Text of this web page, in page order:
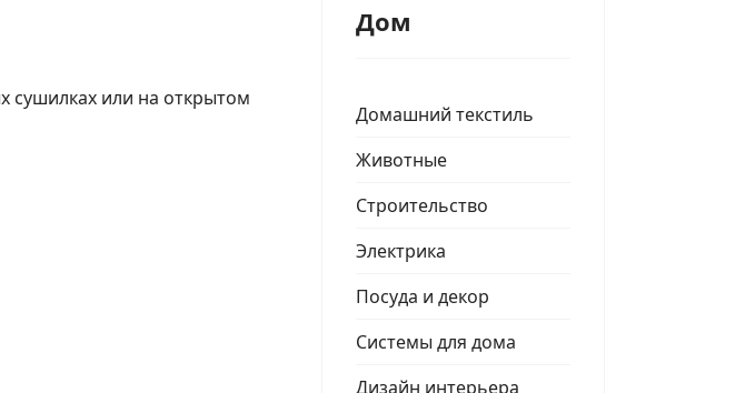
сушилках или на открытом
Дом
Домашний текстиль
Животные
Строительство
Электрика
Посуда и декор
Системы для дома
Дизайн интерьера